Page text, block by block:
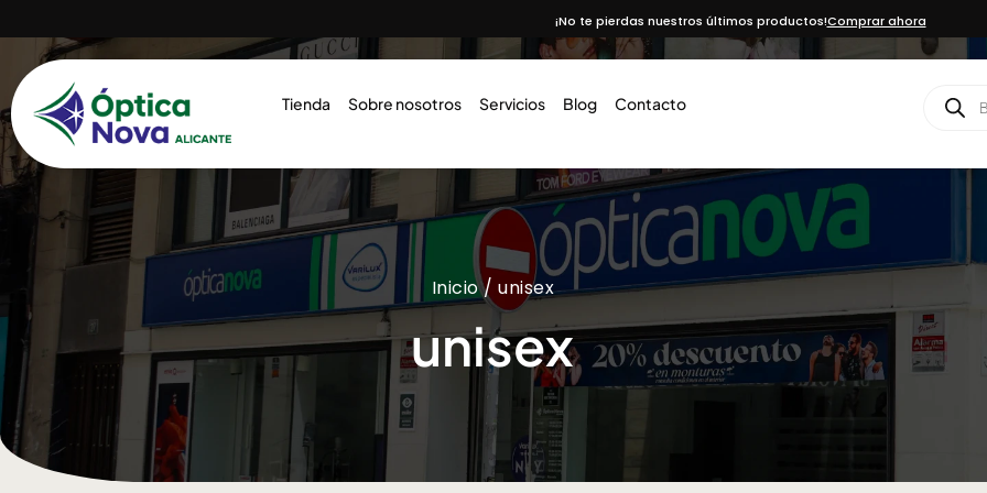
¡No te pierdas nuestros últimos productos!Comprar ahora
Tienda Sobre nosotros Servicios Blog Contacto
Inicio/ unisex
unisex